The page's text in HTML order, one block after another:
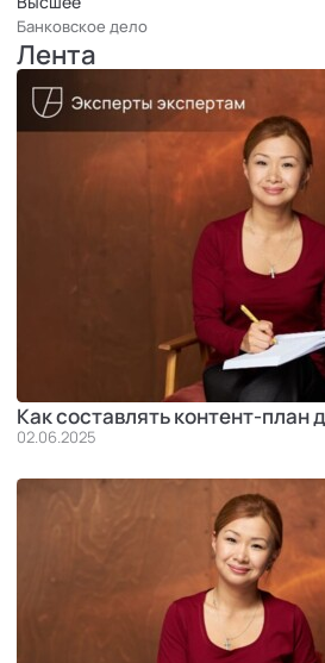
Банковское дело
Лента
Как составлять контент-план
02.06.2025